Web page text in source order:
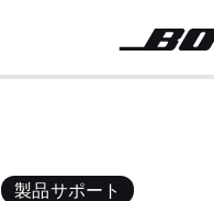
製品サポート